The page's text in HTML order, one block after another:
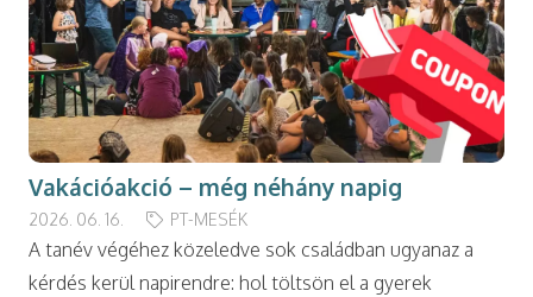
Vakációakció – még néhány napig
2026. 06. 16. PT-MESÉK
A tanév végéhez közeledve sok családban ugyanaz a
kérdés kerül napirendre: hol töltsön el a gyerek